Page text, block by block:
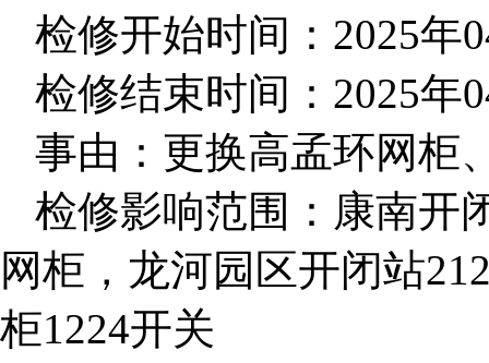
检修开始时间：2025年
检修结束时间：2025年
事由：更换高孟环网柜
检修影响范围：康南开
网柜，龙河园区开闭站
柜1224开关